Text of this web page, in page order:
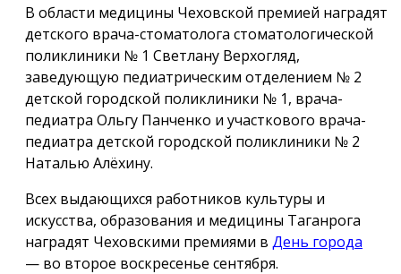
В области медицины Чеховской премией наградят
детского врача-стоматолога стоматологической
поликлиники № 1 Светлану Верхогляд,
заведующую педиатрическим отделением № 2
детской городской поликлиники № 1, врача-
педиатра Ольгу Панченко и участкового врача-
педиатра детской городской поликлиники № 2
Наталью Алёхину.
Всех выдающихся работников культуры и
искусства, образования и медицины Таганрога
наградят Чеховскими премиями в День города
— во второе воскресенье сентября.